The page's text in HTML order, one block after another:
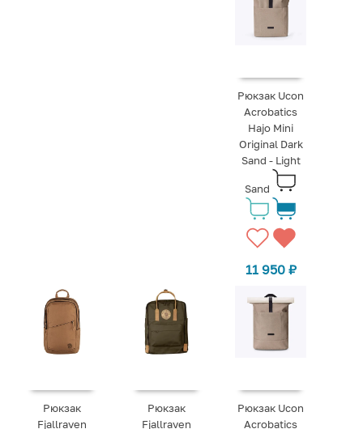
Рюкзак Ucon
Acrobatics
Hajo Mini
Original Dark
Sand - Light
Sand
11 950 ₽
Рюкзак
Fjallraven
Рюкзак
Fjallraven
Рюкзак Ucon
Acrobatics